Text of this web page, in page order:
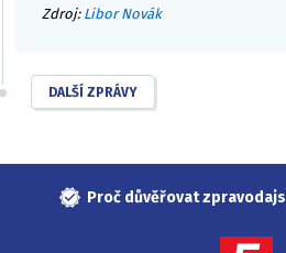
Zdroj: Libor Novák
DALŠÍ ZPRÁVY
Proč důvěřovat